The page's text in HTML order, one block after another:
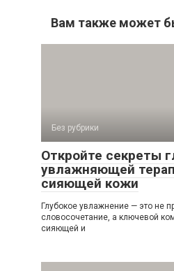
Вам также может
Без рубрики
Откройте секреты
увлажняющей
сияющей кожи
Глубокое увлажнение — это не
словосочетание, а ключевой
сияющей и